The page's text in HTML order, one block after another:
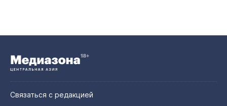
Связаться с редакцией